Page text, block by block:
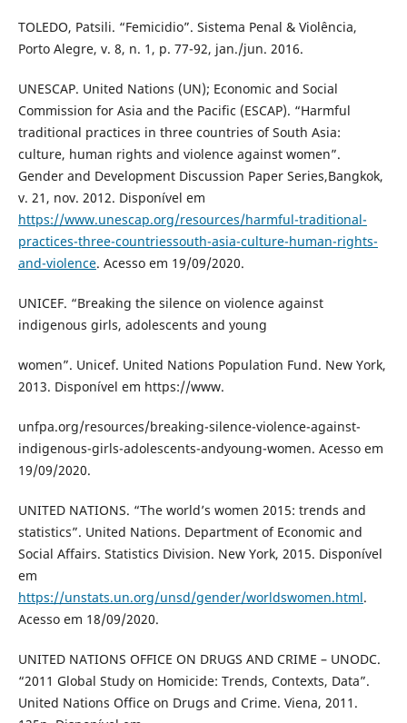
TOLEDO, Patsili. “Femicidio”. Sistema Penal & Violência,
Porto Alegre, v. 8, n. 1, p. 77-92, jan./jun. 2016.
UNESCAP. United Nations (UN); Economic and Social
Commission for Asia and the Pacific (ESCAP). “Harmful
traditional practices in three countries of South Asia:
culture, human rights and violence against women”.
Gender and Development Discussion Paper Series,Bangkok,
v. 21, nov. 2012. Disponível em
https://www.unescap.org/resources/harmful-traditional-
practices-three-countriessouth-asia-culture-human-rights-
and-violence. Acesso em 19/09/2020.
UNICEF. “Breaking the silence on violence against
indigenous girls, adolescents and young
women”. Unicef. United Nations Population Fund. New York,
2013. Disponível em https://www.
unfpa.org/resources/breaking-silence-violence-against-
indigenous-girls-adolescents-andyoung-women. Acesso em
19/09/2020.
UNITED NATIONS. “The world’s women 2015: trends and
statistics”. United Nations. Department of Economic and
Social Affairs. Statistics Division. New York, 2015. Disponível
em
https://unstats.un.org/unsd/gender/worldswomen.html.
Acesso em 18/09/2020.
UNITED NATIONS OFFICE ON DRUGS AND CRIME – UNODC.
“2011 Global Study on Homicide: Trends, Contexts, Data”.
United Nations Office on Drugs and Crime. Viena, 2011.